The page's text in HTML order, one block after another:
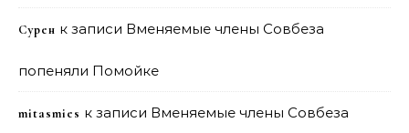
Сурен к записи Вменяемые члены Совбеза
попеняли Помойке
mitasmies к записи Вменяемые члены Совбеза